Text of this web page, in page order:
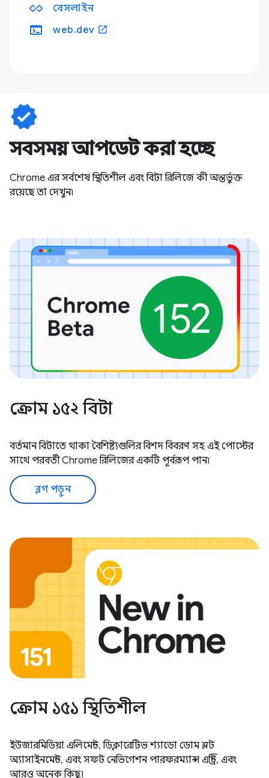
বেসলাইন
terminal web.dev open_in_new
verified
সবসময় আপডেট করা হচ্ছে
Chrome এর সর্বশেষ স্থিতিশীল এবং বিটা রিলিজে কী অন্তর্ভুক্ত
রয়েছে তা দেখুন৷
ক্রোম ১৫২ বিটা
বর্তমান বিটাতে থাকা বৈশিষ্ট্যগুলির বিশদ বিবরণ সহ এই পোস্টের
সাথে পরবর্তী Chrome রিলিজের একটি পূর্বরূপ পান৷
ব্লগ পড়ুন
ক্রোম ১৫১ স্থিতিশীল
ইউজারমিডিয়া এলিমেন্ট, ডিক্লারেটিভ শ্যাডো ডোম স্লট
অ্যাসাইনমেন্ট, এবং সফট নেভিগেশন পারফরম্যান্স এন্ট্রি, এবং
আরও অনেক কিছু।